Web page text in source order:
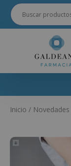
Inicio / Novedades